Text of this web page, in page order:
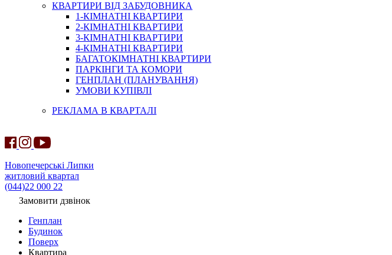
КВАРТИРИ ВІД ЗАБУДОВНИКА
1-КІМНАТНІ КВАРТИРИ
2-КІМНАТНІ КВАРТИРИ
3-КІМНАТНІ КВАРТИРИ
4-КІМНАТНІ КВАРТИРИ
БАГАТОКІМНАТНІ КВАРТИРИ
ПАРКІНГИ ТА КОМОРИ
ГЕНПЛАН (ПЛАНУВАННЯ)
УМОВИ КУПІВЛІ
РЕКЛАМА В КВАРТАЛІ
Новопечерські Липки
житловий квартал
(044)22 000 22
Замовити дзвінок
Генплан
Будинок
Поверх
Квартира